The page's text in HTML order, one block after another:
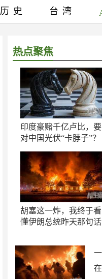
热点聚焦
印度豪赌千亿卢比，要
对中国光伏“卡脖子”？
胡塞这一炸，我终于看
懂伊朗总统昨天那句话
历史 台湾